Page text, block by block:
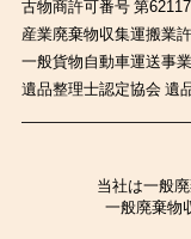
古物商許可番号 第
産業廃棄物収集運搬業
一般貨物自動車運送事
遺品整理士認定協会 遺
当社は一般
一般廃棄物